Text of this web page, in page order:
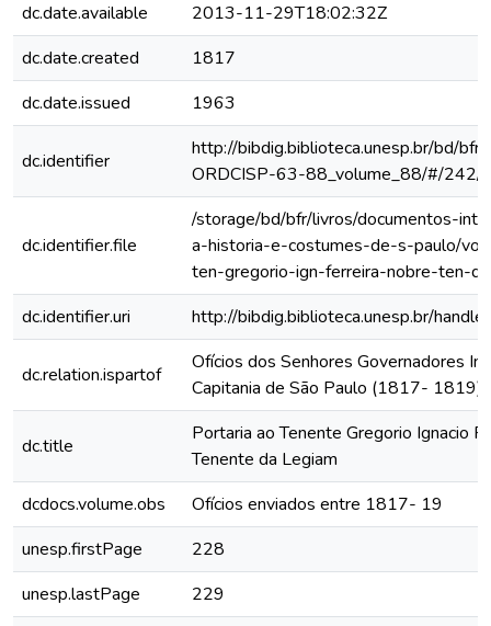
dc.date.available
2013-11-29T18:02:32Z
dc.date.created
1817
dc.date.issued
1963
dc.identifier
http://bibdig.biblioteca.unesp.br/bd/
ORDCISP-63-88_volume_88/#/242/
dc.identifier.file
/storage/bd/bfr/livros/documentos-
a-historia-e-costumes-de-s-paulo/
ten-gregorio-ign-ferreira-nobre-ten-
dc.identifier.uri
http://bibdig.biblioteca.unesp.br/
dc.relation.ispartof
Ofícios dos Senhores Governadores
Capitania de São Paulo (1817- 1819)
dc.title
Portaria ao Tenente Gregorio Ignacio
Tenente da Legiam
dcdocs.volume.obs
Ofícios enviados entre 1817- 19
unesp.firstPage
228
unesp.lastPage
229